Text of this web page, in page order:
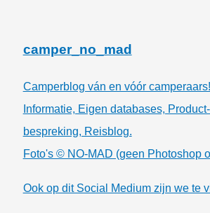
camper_no_mad
Camperblog ván en vóór camperaars!
Informatie, Eigen databases,
bespreking, Reisblog.
Foto's © NO-MAD (geen Photoshop
Ook op dit Social Medium zijn we te